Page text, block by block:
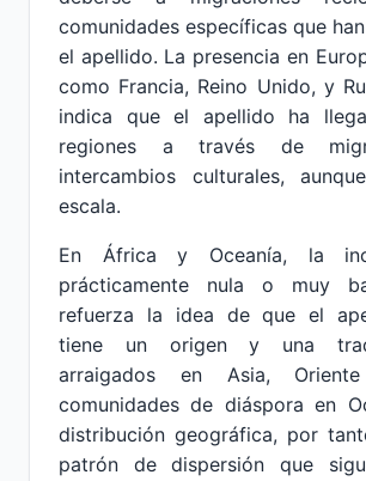
comunidades específicas que
el apellido. La presencia en
como Francia, Reino Unido, y
indica que el apellido ha
regiones a través de
intercambios culturales,
escala.
En África y Oceanía, la
prácticamente nula o muy
refuerza la idea de que el
tiene un origen y una
arraigados en Asia,
comunidades de diáspora en
distribución geográfica, por
patrón de dispersión que